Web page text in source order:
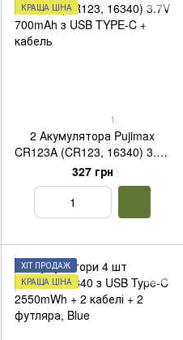
КРАЩА ЦІНА
1
2 Акумулятора Pujimax
CR123A (CR123, 16340) 3.7V
700mAh з USB TYPE-C +
кабель
327 грн
ХІТ ПРОДАЖ
КРАЩА ЦІНА